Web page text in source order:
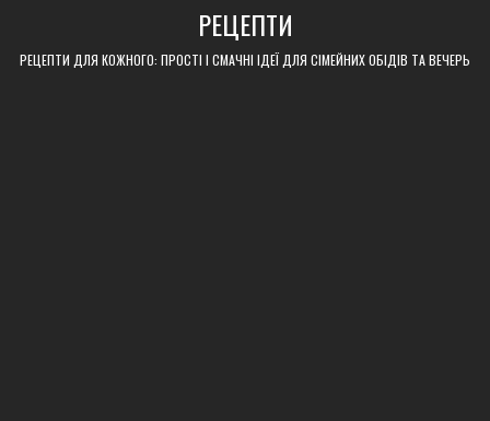
content
РЕЦЕПТИ
РЕЦЕПТИ ДЛЯ КОЖНОГО: ПРОСТІ І СМАЧНІ ІДЕЇ ДЛЯ СІМЕЙНИХ ОБІДІВ ТА ВЕЧЕРЬ